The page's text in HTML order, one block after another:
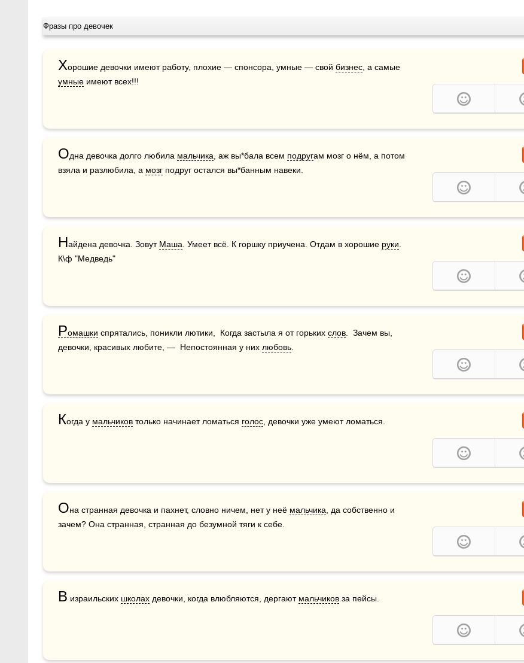
Фразы про девочек
Хорошие девочки имеют работу, плохие — спонсора, умные — свой бизнес
умные имеют всех!!!
Одна девочка долго любила мальчика , аж вы*бала всем подругам мозг о нём, а потом
взяла и разлюбила, а мозг подруг остался вы*банным навеки.
Найдена девочка. Зовут Маша . Умеет всё. К горшку приучена. Отдам в хорошие руки
К\ф "Медведь"
Ромашки спрятались, поникли лютики,  Когда застыла я от горьких слов .  Зачем вы,
девочки, красивых любите, —  Непостоянная у них любовь
Когда у мальчиков только начинает ломаться голос , девочки уже умеют ломаться.
Она странная девочка и пахнет, словно ничем, нет у неё мальчика , да собственно и
зачем? Она странная, странная до безумной тяги к себе.
В израильских школах девочки, когда влюбляются, дергают мальчиков за пейсы.